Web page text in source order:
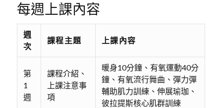
每週上課內容
週
次
課程主題 上課內容
第
1
週
課程介紹、
上課注意事
項
暖身10分鐘、有氧運動40分
鐘、有氧流行舞曲、彈力彈
輔助肌力訓練、伸展瑜珈、
彼拉提斯核心肌群訓練